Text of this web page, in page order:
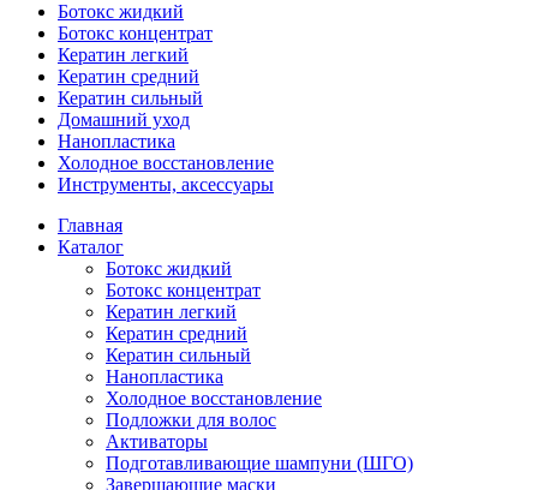
Ботокс жидкий
Ботокс концентрат
Кератин легкий
Кератин средний
Кератин сильный
Домашний уход
Нанопластика
Холодное восстановление
Инструменты, аксессуары
Главная
Каталог
Ботокс жидкий
Ботокс концентрат
Кератин легкий
Кератин средний
Кератин сильный
Нанопластика
Холодное восстановление
Подложки для волос
Активаторы
Подготавливающие шампуни (ШГО)
Завершающие маски